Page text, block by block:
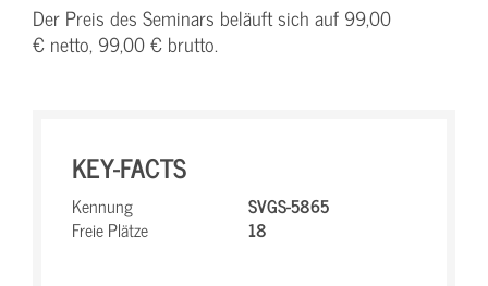
Der Preis des Seminars beläuft sich auf 99,00
€ netto, 99,00 € brutto.
KEY-FACTS
Kennung
SVGS-5865
Freie Plätze
18